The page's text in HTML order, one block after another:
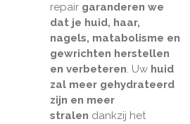
repair garanderen we
dat je huid, haar,
nagels, matabolisme en
gewrichten herstellen
en verbeteren. Uw huid
zal meer gehydrateerd
zijn en meer
stralen dankzij het